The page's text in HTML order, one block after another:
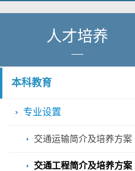
人才培养
本科教育
专业设置
交通运输简介及培养方案
交通工程简介及培养方案